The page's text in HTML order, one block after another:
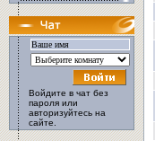
Войдите в чат без
пароля или
авторизуйтесь на
сайте.